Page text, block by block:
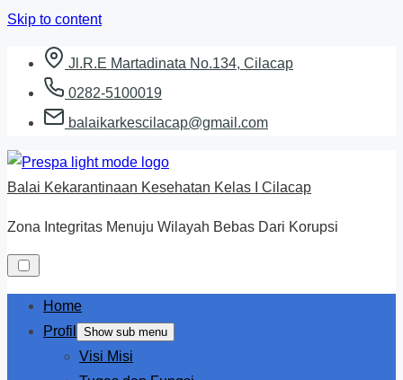
Skip to content
Jl.R.E Martadinata No.134, Cilacap
0282-5100019
balaikarkescilacap@gmail.com
Balai Kekarantinaan Kesehatan Kelas I Cilacap
Zona Integritas Menuju Wilayah Bebas Dari Korupsi
Home
Profil
Show sub menu
Visi Misi